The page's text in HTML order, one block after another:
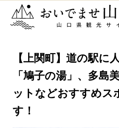
おいでませ山口へー山口県観
【上関町】道の駅に
「鳩子の湯」、多島
ットなどおすすめス
す！